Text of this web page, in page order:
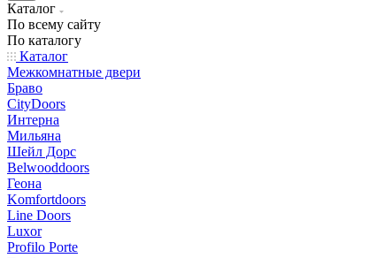
Каталог
По всему сайту
По каталогу
Каталог
Межкомнатные двери
Браво
CityDoors
Интерна
Мильяна
Шейл Дорс
Belwooddoors
Геона
Komfortdoors
Line Doors
Luxor
Profilo Porte